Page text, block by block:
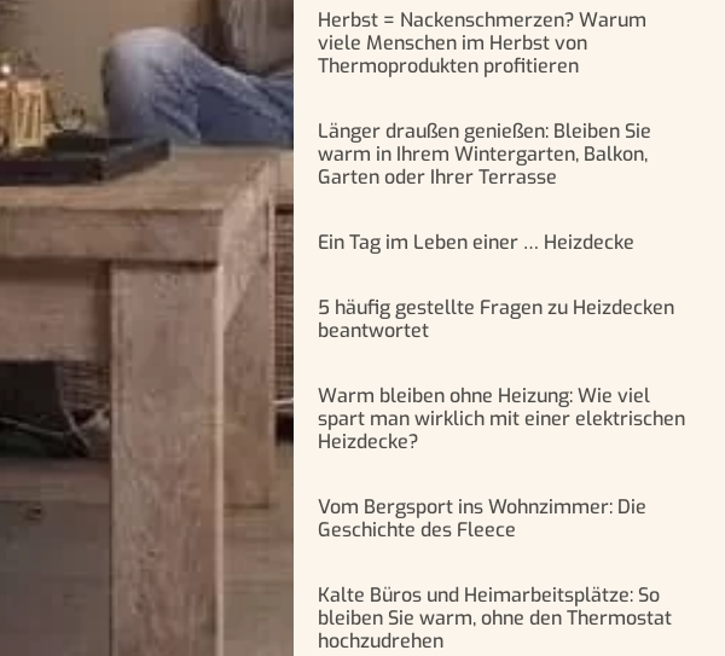
Herbst = Nackenschmerzen? Warum
viele Menschen im Herbst von
Thermoprodukten profitieren
Länger draußen genießen: Bleiben Sie
warm in Ihrem Wintergarten, Balkon,
Garten oder Ihrer Terrasse
Ein Tag im Leben einer … Heizdecke
5 häufig gestellte Fragen zu Heizdecken
beantwortet
Warm bleiben ohne Heizung: Wie viel
spart man wirklich mit einer elektrischen
Heizdecke?
Vom Bergsport ins Wohnzimmer: Die
Geschichte des Fleece
Kalte Büros und Heimarbeitsplätze: So
bleiben Sie warm, ohne den Thermostat
hochzudrehen